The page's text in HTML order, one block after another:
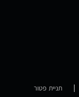
תניית פטור